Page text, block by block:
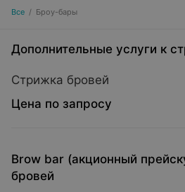
Все / Броу-бары
Дополнительные услуги к
Стрижка бровей
Цена по запросу
Brow bar (акционный
бровей